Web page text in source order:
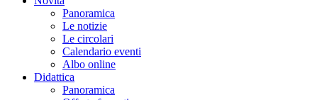
Panoramica
Le notizie
Le circolari
Calendario eventi
Albo online
Didattica
Panoramica